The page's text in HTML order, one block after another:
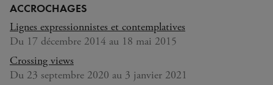
ACCROCHAGES
Lignes expressionnistes et contemplatives
Du 17 décembre 2014 au 18 mai 2015
Crossing views
Du 23 septembre 2020 au 3 janvier 2021